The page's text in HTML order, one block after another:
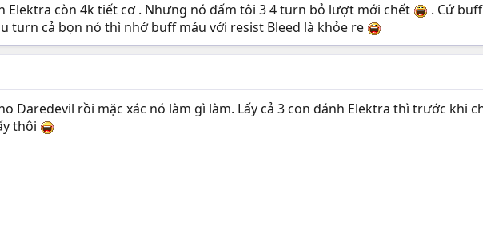
Elektra còn 4k tiết cơ . Nhưng nó đấm tôi 3 4 turn bỏ lượt mới chết
. Cứ
turn cả bọn nó thì nhớ buff máu với resist Bleed là khỏe re
Daredevil rồi mặc xác nó làm gì làm. Lấy cả 3 con đánh Elektra thì trước khi
thôi